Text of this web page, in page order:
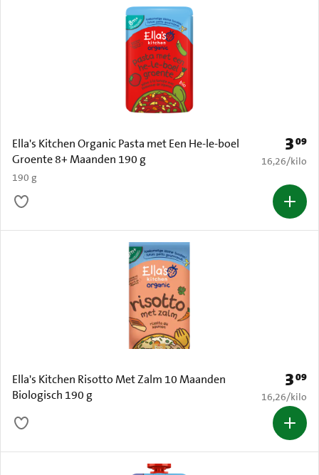
Ella's Kitchen Organic Pasta met Een He-le-boel
Groente 8+ Maanden 190 g
190 g
Prijs:
309
€ 16,26 per
16,26/kilo
Ella's Kitchen Risotto Met Zalm 10 Maanden
Biologisch 190 g
Prijs:
309
€ 16,26 per
16,26/kilo